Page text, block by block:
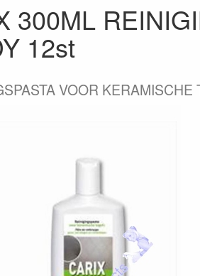
300ML
12st
VOOR